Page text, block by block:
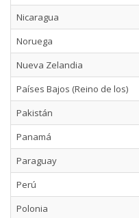
Nicaragua
Noruega
Nueva Zelandia
Países Bajos (Reino de los)
Pakistán
Panamá
Paraguay
Perú
Polonia